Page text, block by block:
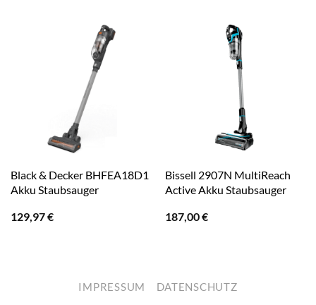
Black & Decker BHFEA18D1
Akku Staubsauger
129,97€
Bissell 2907N MultiReach
Active Akku Staubsauger
187,00€
IMPRESSUM DATENSCHUTZ